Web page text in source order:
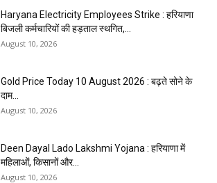
Haryana Electricity Employees Strike : हरियाणा
बिजली कर्मचारियों की हड़ताल स्थगित,...
August 10, 2026
Gold Price Today 10 August 2026 : बढ़ते सोने के
दाम...
August 10, 2026
Deen Dayal Lado Lakshmi Yojana : हरियाणा में
महिलाओं, किसानों और...
August 10, 2026